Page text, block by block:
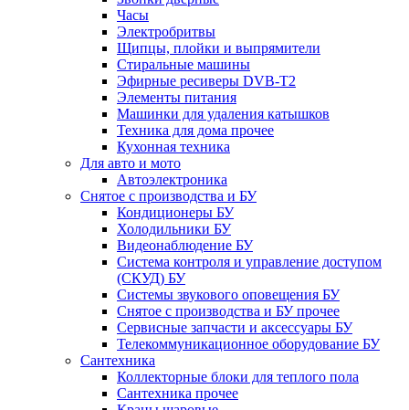
Часы
Электробритвы
Щипцы, плойки и выпрямители
Стиральные машины
Эфирные ресиверы DVB-T2
Элементы питания
Машинки для удаления катышков
Техника для дома прочее
Кухонная техника
Для авто и мото
Автоэлектроника
Снятое с производства и БУ
Кондиционеры БУ
Холодильники БУ
Видеонаблюдение БУ
Система контроля и управление доступом
(СКУД) БУ
Системы звукового оповещения БУ
Снятое с производства и БУ прочее
Сервисные запчасти и аксессуары БУ
Телекоммуникационное оборудование БУ
Сантехника
Коллекторные блоки для теплого пола
Сантехника прочее